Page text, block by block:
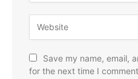
Save my name, email,
for the next time I